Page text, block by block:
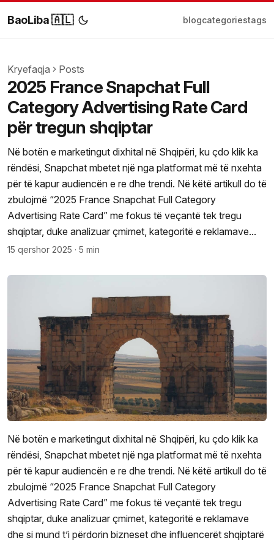
BaoLiba 🇦🇱 blogcategoriestags
Kryefaqja Posts
2025 France Snapchat Full
Category Advertising Rate Card
për tregun shqiptar
Në botën e marketingut dixhital në Shqipëri, ku çdo klik ka
rëndësi, Snapchat mbetet një nga platformat më të nxehta
për të kapur audiencën e re dhe trendi. Në këtë artikull do të
zbulojmë “2025 France Snapchat Full Category
Advertising Rate Card” me fokus të veçantë tek tregu
shqiptar, duke analizuar çmimet, kategoritë e reklamave...
15 qershor 2025 · 5 min
Në botën e marketingut dixhital në Shqipëri, ku çdo klik ka
rëndësi, Snapchat mbetet një nga platformat më të nxehta
për të kapur audiencën e re dhe trendi. Në këtë artikull do të
zbulojmë “2025 France Snapchat Full Category
Advertising Rate Card” me fokus të veçantë tek tregu
shqiptar, duke analizuar çmimet, kategoritë e reklamave
dhe si mund t’i përdorin bizneset dhe influencerët shqiptarë